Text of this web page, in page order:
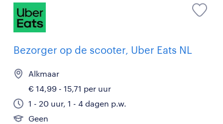
Bezorger op de scooter, Uber Eats NL
Alkmaar
€ 14,99 - 15,71 per uur
1 - 20 uur, 1 - 4 dagen p.w.
Geen